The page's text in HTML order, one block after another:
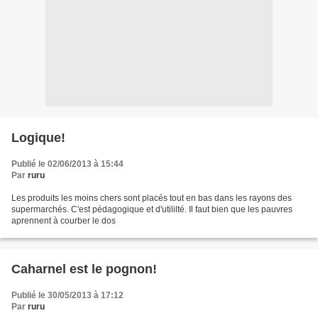
Logique!
Publié le 02/06/2013 à 15:44
Par ruru
Les produits les moins chers sont placés tout en bas dans les rayons des
supermarchés. C'est pédagogique et d'utililté. Il faut bien que les pauvres
aprennent à courber le dos
Caharnel est le pognon!
Publié le 30/05/2013 à 17:12
Par ruru